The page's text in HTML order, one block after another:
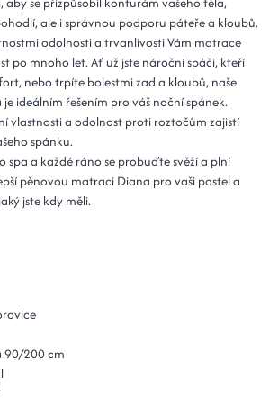
ale i správnou podporu páteře a kloubů.
odolnosti a trvanlivosti Vám matrace
po mnoho let. Ať už jste nároční spáči, kteří
nebo trpíte bolestmi zad a kloubů, naše
ideálním řešením pro váš noční spánek.
vlastnosti a odolnost proti roztočům zajistí
spánku.
spa a každé ráno se probuďte svěží a plní
pěnovou matraci Diana pro vaši postel a
jste kdy měli.
90/200 cm